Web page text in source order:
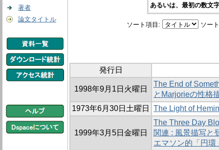
著者
論文タイトル
あるいは、最初の数文
ソート項目: ソー
発行日
1998年9月1日火曜日
The End of
とMarjorieの性格
1973年6月30日土曜日
The Light of
1999年3月5日金曜日
The Three Day
関連 : 風景描写と
エマソン的「円環